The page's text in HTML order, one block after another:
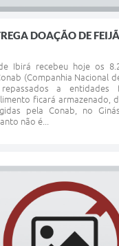
DOAÇÃO DE
Ibirá recebeu hoje os
(Companhia Nacional
a entidades
ficará armazenado,
pela Conab, no
não é...